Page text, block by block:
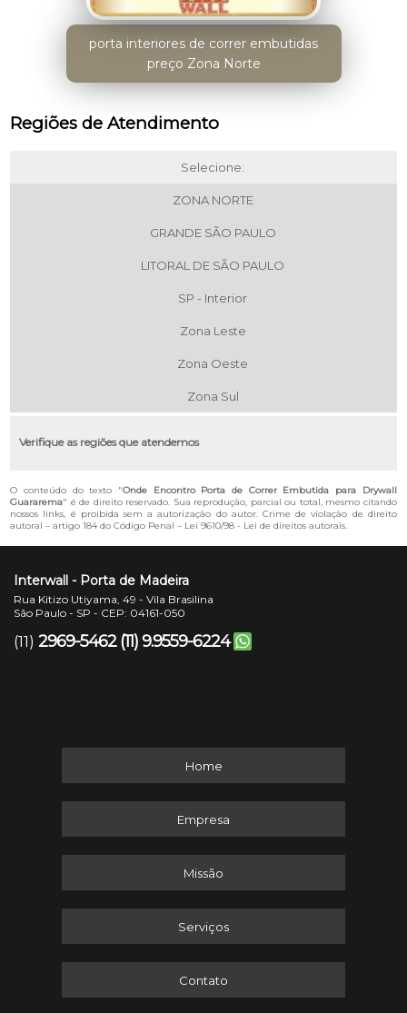
porta interiores de correr embutidas
preço Zona Norte
Regiões de Atendimento
Selecione:
ZONA NORTE
GRANDE SÃO PAULO
LITORAL DE SÃO PAULO
SP - Interior
Zona Leste
Zona Oeste
Zona Sul
Verifique as regiões que atendemos
O conteúdo do texto "Onde Encontro Porta de Correr Embutida para Drywall
Guararema" é de direito reservado. Sua reprodução, parcial ou total, mesmo citando
nossos links, é proibida sem a autorização do autor. Crime de violação de direito
autoral – artigo 184 do Código Penal – Lei 9610/98 - Lei de direitos autorais.
Interwall - Porta de Madeira
Rua Kitizo Utiyama, 49 - Vila Brasilina
São Paulo - SP - CEP: 04161-050
(11) 2969-5462 (11) 9.9559-6224
Home
Empresa
Missão
Serviços
Contato